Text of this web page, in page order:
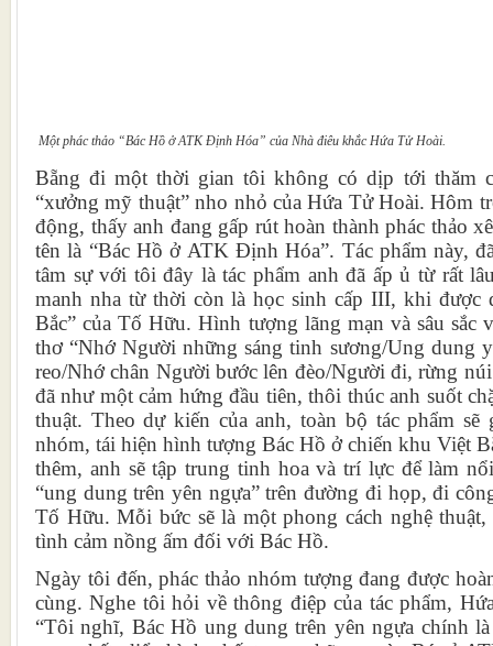
Một phác thảo “Bác Hồ ở ATK Định Hóa” của Nhà điêu khắc Hứa Tử Hoài.
Bẵng đi một thời gian tôi không có dịp tới thăm
“xưởng mỹ thuật” nho nhỏ của Hứa Tử Hoài. Hôm
động, thấy anh đang gấp rút hoàn thành phác thảo
tên là “Bác Hồ ở ATK Định Hóa”. Tác phẩm này,
tâm sự với tôi đây là tác phẩm anh đã ấp ủ từ rất
manh nha từ thời còn là học sinh cấp III, khi được
Bắc” của Tố Hữu. Hình tượng lãng mạn và sâu sắc
thơ “Nhớ Người những sáng tinh sương/Ung dung
reo/Nhớ chân Người bước lên đèo/Người đi, rừng
đã như một cảm hứng đầu tiên, thôi thúc anh suốt
thuật. Theo dự kiến của anh, toàn bộ tác phẩm
nhóm, tái hiện hình tượng Bác Hồ ở chiến khu Việt
thêm, anh sẽ tập trung tinh hoa và trí lực để làm
“ung dung trên yên ngựa” trên đường đi họp, đi
Tố Hữu. Mỗi bức sẽ là một phong cách nghệ
tình cảm nồng ấm đối với Bác Hồ.
Ngày tôi đến, phác thảo nhóm tượng đang được
cùng. Nghe tôi hỏi về thông điệp của tác phẩm,
“Tôi nghĩ, Bác Hồ ung dung trên yên ngựa chính